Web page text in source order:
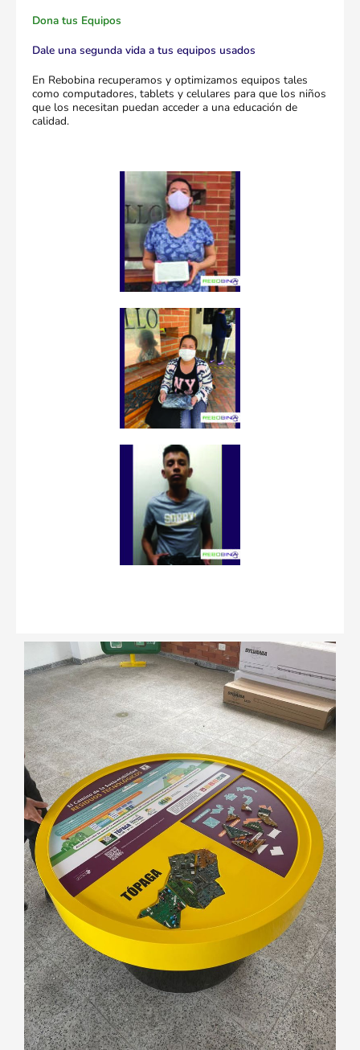
Dona tus Equipos
Dale una segunda vida a tus equipos usados
En Rebobina recuperamos y optimizamos equipos tales
como computadores, tablets y celulares para que los niños
que los necesitan puedan acceder a una educación de
calidad.